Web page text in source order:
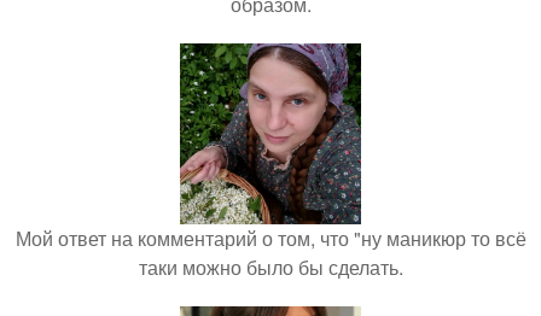
Мой ответ на комментарий о том, что "ну маникюр то всё
таки можно было бы сделать.